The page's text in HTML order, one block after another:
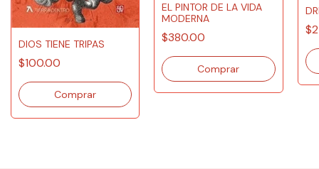
DIOS TIENE TRIPAS
$100.00
EL PINTOR DE LA VIDA
MODERNA
$380.00